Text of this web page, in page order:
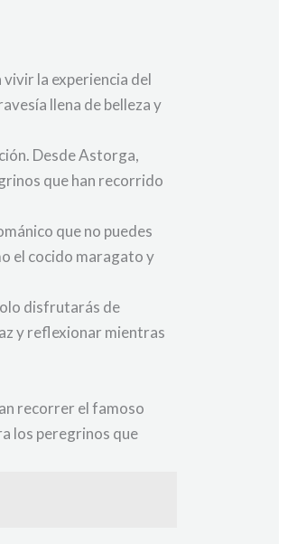
la experiencia del
llena de belleza y
Desde Astorga,
que han recorrido
que no puedes
el cocido maragato y
disfrutarás de
y reflexionar mientras
recorrer el famoso
los peregrinos que